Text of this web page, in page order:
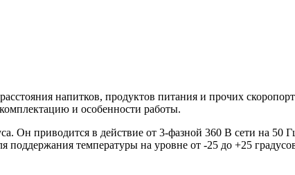
напитков, продуктов питания и прочих
и особенности работы.
Он приводится в действие от 3-фазной 360 В сети на 50
температуры на уровне от -25 до +25